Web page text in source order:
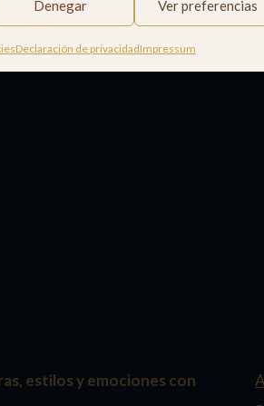
Denegar Ver preferencias
Declaración de privacidadImpressum
estilos y emociones con